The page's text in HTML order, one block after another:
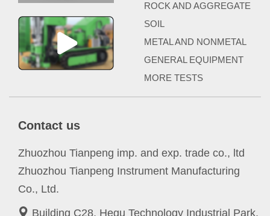
ROCK AND AGGREGATE
SOIL
METAL AND NONMETAL
GENERAL EQUIPMENT
MORE TESTS
Contact us
Zhuozhou Tianpeng imp. and exp. trade co., ltd
Zhuozhou Tianpeng Instrument Manufacturing
Co., Ltd.
Building C28, Hegu Technology Industrial Park,